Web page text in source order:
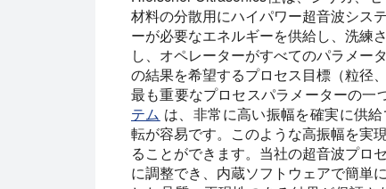
材料の分散用にハイパワー超音波シス
ーが必要なエネルギーを供給し、洗練
し、オペレーターがすべてのパラメー
の結果を希望するプロセス目標（粒径
最も重要なプロセスパラメーターの一
テム は、非常に高い振幅を確実に供
転が容易です。このような高振幅を実
ることができます。当社の超音波プロ
に調整でき、内蔵ソフトウェアで簡単